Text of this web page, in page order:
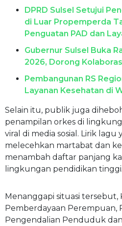
DPRD Sulsel Setujui
di Luar Propemperda
Penguatan PAD dan
Gubernur Sulsel Buka
2026, Dorong
Pembangunan RS
Layanan Kesehatan di
Selain itu, publik juga
penampilan orkes di
viral di media sosial. Lirik lagu
melecehkan martabat dan
menambah daftar panjang
lingkungan pendidikan tinggi.
Menanggapi situasi tersebut,
Pemberdayaan Perempuan,
Pengendalian Penduduk